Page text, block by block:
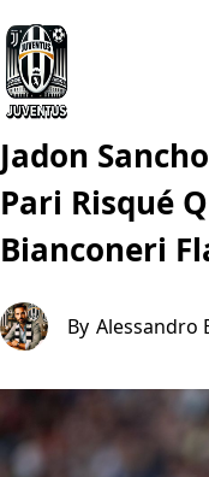
Jadon
Pari Risqué
Bianconeri
By Alessandro